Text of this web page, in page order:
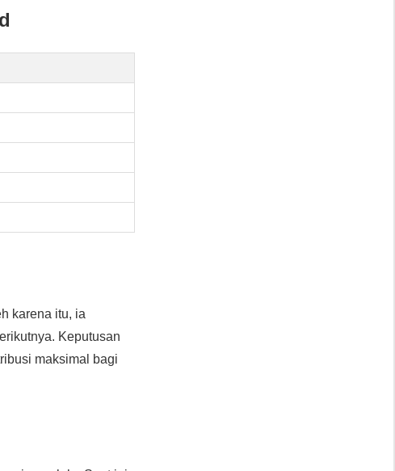
karena itu, ia
Keputusan
maksimal bagi